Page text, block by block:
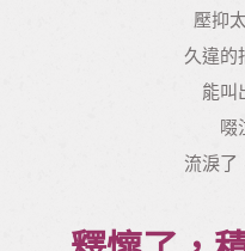
壓抑
久違的
能叫
啜
流淚了